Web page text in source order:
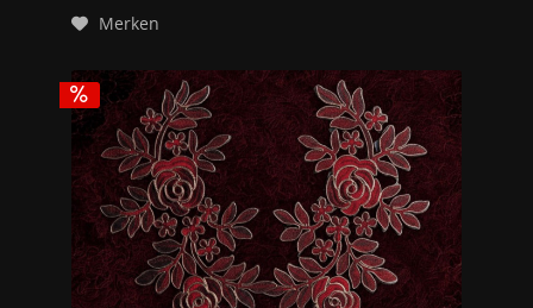
Merken